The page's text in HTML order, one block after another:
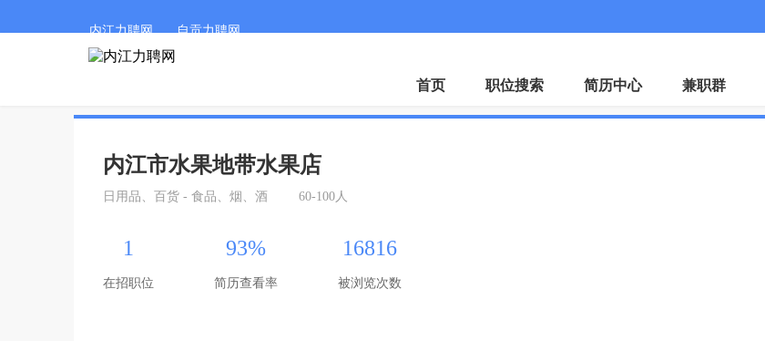
内江力聘网 自贡力聘网
首页 职位搜索 简历中心 兼职群
内江市水果地带水果店
日用品、百货 - 食品、烟、酒 60-100人
1
在招职位
93%
简历查看率
16816
被浏览次数